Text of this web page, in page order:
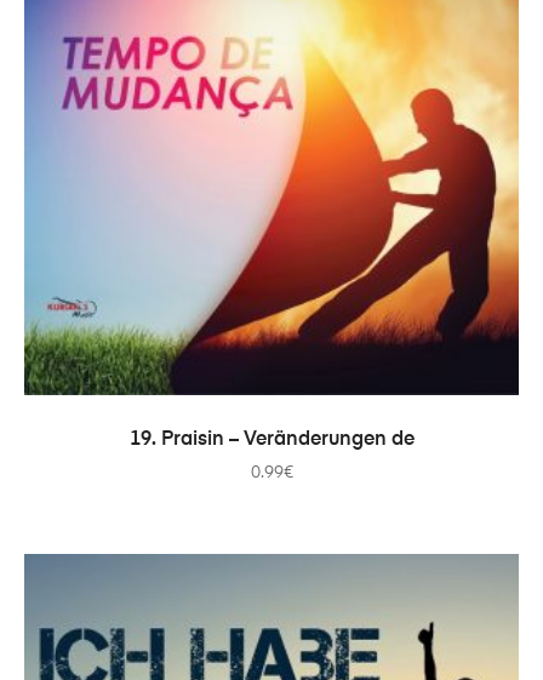
ADICIONAR
19. Praisin – Veränderungen de
0.99€